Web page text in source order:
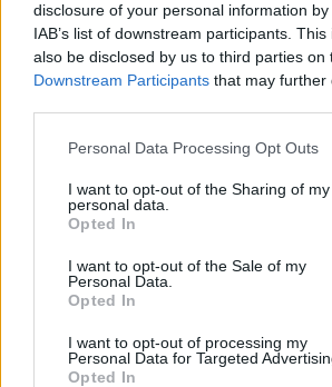
disclosure of your personal information
IAB’s list of downstream participants.
also be disclosed by us to third parties on
Downstream Participants that may further
Personal Data Processing Opt Outs
I want to opt-out of the Sharing of my
personal data.
Opted In
I want to opt-out of the Sale of my
Personal Data.
Opted In
I want to opt-out of processing my
Personal Data for Targeted
Opted In